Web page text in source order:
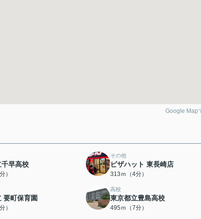
Google Map
早高校
）
その他
ピザハット 東長崎店
313ｍ（4分）
要町保育園
）
高校
東京都立豊島高校
495ｍ（7分）